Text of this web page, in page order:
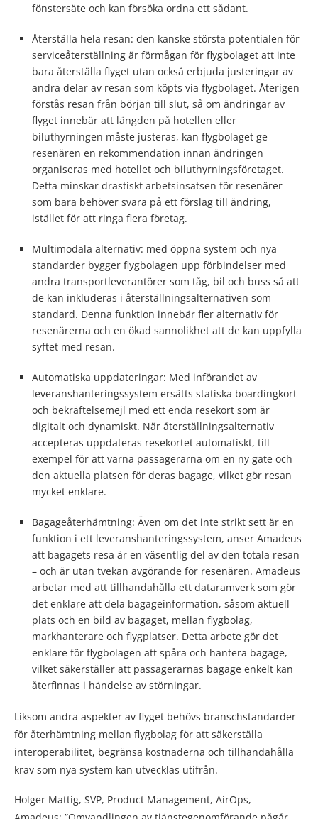
fönstersäte och kan försöka ordna ett sådant.
Återställa hela resan: den kanske största potentialen för
serviceåterställning är förmågan för flygbolaget att inte
bara återställa flyget utan också erbjuda justeringar av
andra delar av resan som köpts via flygbolaget. Återigen
förstås resan från början till slut, så om ändringar av
flyget innebär att längden på hotellen eller
biluthyrningen måste justeras, kan flygbolaget ge
resenären en rekommendation innan ändringen
organiseras med hotellet och biluthyrningsföretaget.
Detta minskar drastiskt arbetsinsatsen för resenärer
som bara behöver svara på ett förslag till ändring,
istället för att ringa flera företag.
Multimodala alternativ: med öppna system och nya
standarder bygger flygbolagen upp förbindelser med
andra transportleverantörer som tåg, bil och buss så att
de kan inkluderas i återställningsalternativen som
standard. Denna funktion innebär fler alternativ för
resenärerna och en ökad sannolikhet att de kan uppfylla
syftet med resan.
Automatiska uppdateringar: Med införandet av
leveranshanteringssystem ersätts statiska boardingkort
och bekräftelsemejl med ett enda resekort som är
digitalt och dynamiskt. När återställningsalternativ
accepteras uppdateras resekortet automatiskt, till
exempel för att varna passagerarna om en ny gate och
den aktuella platsen för deras bagage, vilket gör resan
mycket enklare.
Bagageåterhämtning: Även om det inte strikt sett är en
funktion i ett leveranshanteringssystem, anser Amadeus
att bagagets resa är en väsentlig del av den totala resan
– och är utan tvekan avgörande för resenären. Amadeus
arbetar med att tillhandahålla ett dataramverk som gör
det enklare att dela bagageinformation, såsom aktuell
plats och en bild av bagaget, mellan flygbolag,
markhanterare och flygplatser. Detta arbete gör det
enklare för flygbolagen att spåra och hantera bagage,
vilket säkerställer att passagerarnas bagage enkelt kan
återfinnas i händelse av störningar.
Liksom andra aspekter av flyget behövs branschstandarder
för återhämtning mellan flygbolag för att säkerställa
interoperabilitet, begränsa kostnaderna och tillhandahålla
krav som nya system kan utvecklas utifrån.
Holger Mattig, SVP, Product Management, AirOps,